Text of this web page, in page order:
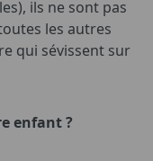
ils ne sont pas
les autres
qui sévissent sur
enfant ?